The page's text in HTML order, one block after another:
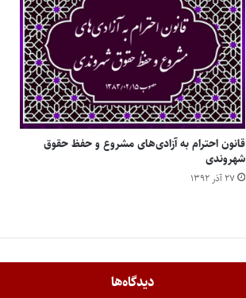
قانون احترام به آزادی‌های مشروع و حفظ حقوق
شهروندی
۲۷ آذر ۱۳۹۲
دیدگاه‌ها